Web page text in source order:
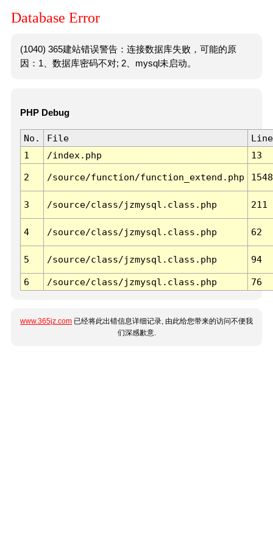
Database Error
(1040) 365建站错误警告：连接数据库失败，可能的原
因：1、数据库密码不对; 2、mysql未启动。
PHP Debug
No. File
Line
1
/index.php 13
2 /source/function/function_extend.php 1548
3 /source/class/jzmysql.class.php 211
4 /source/class/jzmysql.class.php 62
5 /source/class/jzmysql.class.php 94
6 /source/class/jzmysql.class.php 76
www.365jz.com 已经将此出错信息详细记录, 由此给您带来的访问不便我
们深感歉意.